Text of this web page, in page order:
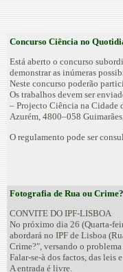
Concurso Ciência no
Está aberto o concurso
demonstrar as inúmeras
Neste concurso poderão
Os trabalhos devem ser
– Projecto Ciência na Cidade
Azurém, 4800–058
O regulamento pode ser
Fotografia de Rua ou Crime?
CONVITE DO IPF-LISBOA
No próximo dia 26 (Quarta-
abordará no IPF de Lisboa
Crime?", versando o
Falar-se-à dos factos, das leis
A entrada é livre.